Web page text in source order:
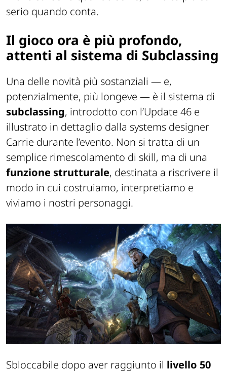
serio quando conta.
Il gioco ora è più profondo,
attenti al sistema di Subclassing
Una delle novità più sostanziali — e,
potenzialmente, più longeve — è il sistema di
subclassing, introdotto con l’Update 46 e
illustrato in dettaglio dalla systems designer
Carrie durante l’evento. Non si tratta di un
semplice rimescolamento di skill, ma di una
funzione strutturale, destinata a riscrivere il
modo in cui costruiamo, interpretiamo e
viviamo i nostri personaggi.
Sbloccabile dopo aver raggiunto il livello 50